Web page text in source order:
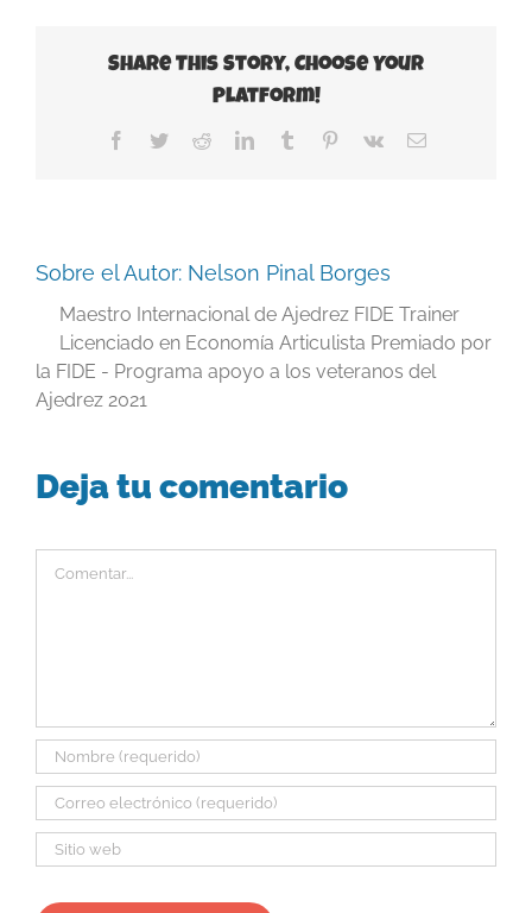
Share This Story, Choose Your
Platform!
Facebook
TwitterRedditLinkedInTumblr Pinterest
Vk
Correo
Sobre el Autor: Nelson Pinal Borges
Maestro Internacional de Ajedrez FIDE Trainer
Licenciado en Economía Articulista Premiado por
la FIDE - Programa apoyo a los veteranos del
Ajedrez 2021
Deja tu comentario